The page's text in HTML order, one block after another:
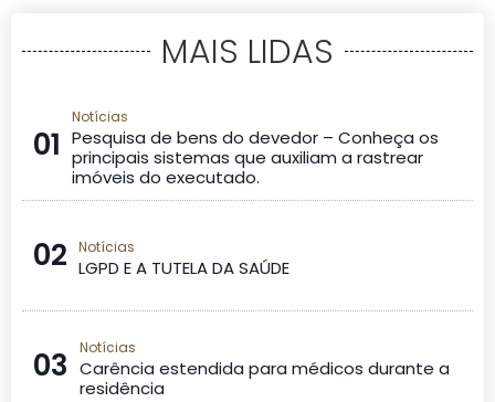
MAIS LIDAS
01
Notícias
Pesquisa de bens do devedor – Conheça os
principais sistemas que auxiliam a rastrear
imóveis do executado.
02 Notícias
LGPD E A TUTELA DA SAÚDE
03 Notícias
Carência estendida para médicos durante a
residência